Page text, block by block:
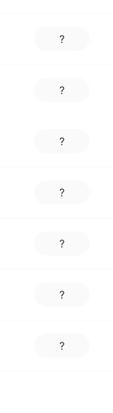
?
?
?
?
?
?
?